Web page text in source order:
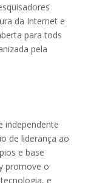
da Internet e
para tods
pela
independente
de liderança ao
e base
promove o
e